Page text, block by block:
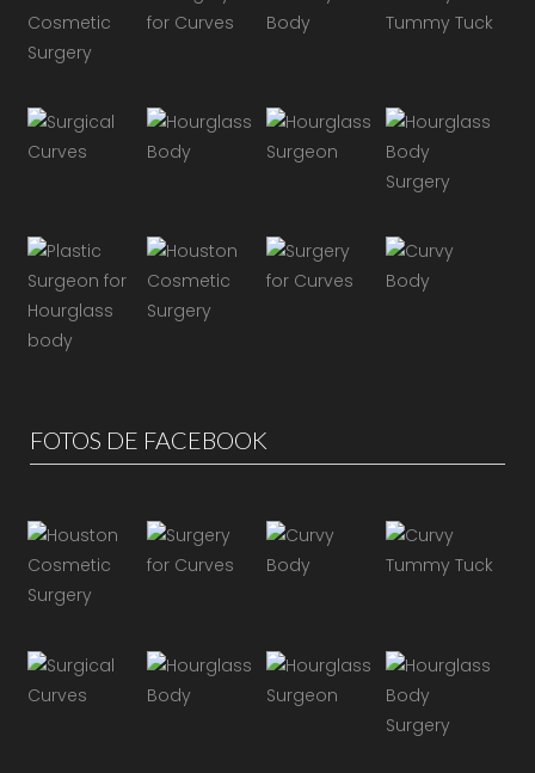
FOTOS DE FACEBOOK